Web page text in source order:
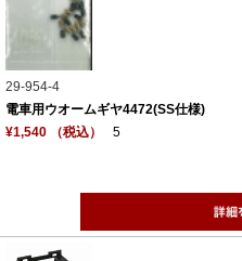
29-954-4
電車用ウオームギヤ4472(SS仕様)
¥1,540 （税込）
5